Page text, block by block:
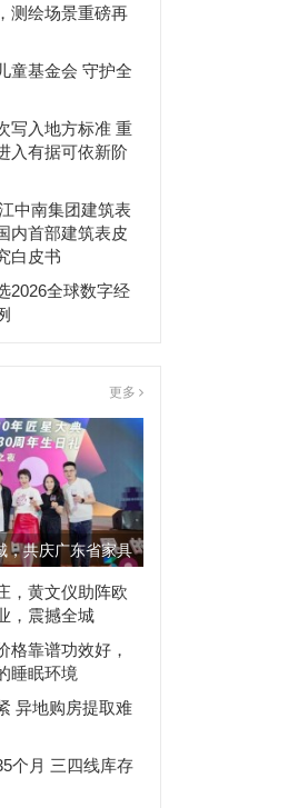
测绘场景重磅再
童基金会 守护全
写入地方标准 重
入有据可依新阶
中南集团建筑表
内首部建筑表皮
白皮书
2026全球数字经
更多
，共庆广东省家具
，黄文仪助阵欧
，震撼全城
格靠谱功效好，
睡眠环境
异地购房提取难
个月 三四线库存